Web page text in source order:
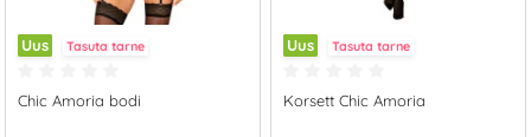
Uus Tasuta tarne
Chic Amoria bodi
Uus Tasuta tarne
Korsett Chic Amoria